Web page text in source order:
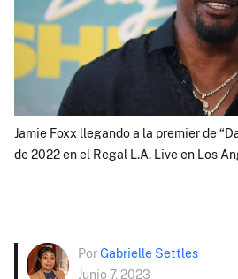
Jamie Foxx llegando a la premier de
de 2022 en el Regal L.A. Live en Los
PorGabrielle Settles
Junio 7, 2023